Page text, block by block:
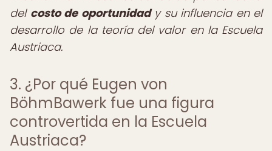
del costo de oportunidady su influencia en el
desarrollo de la teoría del valor en la Escuela
Austriaca.
3. ¿Por qué Eugen von
BöhmBawerk fue una figura
controvertida en la Escuela
Austriaca?